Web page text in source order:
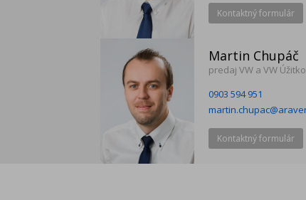
Kontaktný formulár
Martin Chupáč
predaj VW a VW
0903 594 951
Kontaktný formulár